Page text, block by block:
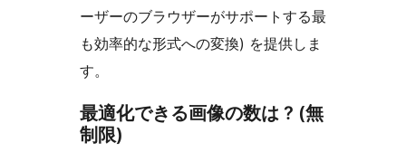
ーザーのブラウザーがサポートする最
も効率的な形式への変換) を提供しま
す。
最適化できる画像の数は ? (無
制限)